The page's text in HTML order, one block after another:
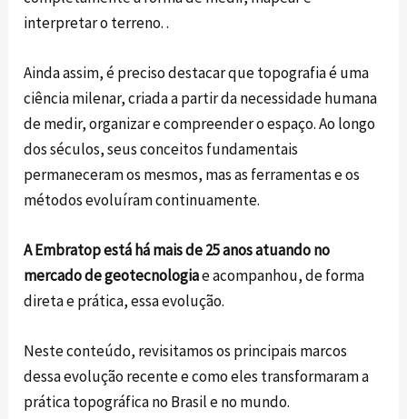
interpretar o terreno. .
Ainda assim, é preciso destacar que topografia é uma
ciência milenar, criada a partir da necessidade humana
de medir, organizar e compreender o espaço. Ao longo
dos séculos, seus conceitos fundamentais
permaneceram os mesmos, mas as ferramentas e os
métodos evoluíram continuamente.
A Embratop está há mais de 25 anos atuando no
mercado de geotecnologiae acompanhou, de forma
direta e prática, essa evolução.
Neste conteúdo, revisitamos os principais marcos
dessa evolução recente e como eles transformaram a
prática topográfica no Brasil e no mundo.